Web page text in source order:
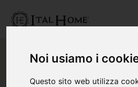
Noi usiamo i
Questo sito web utilizza